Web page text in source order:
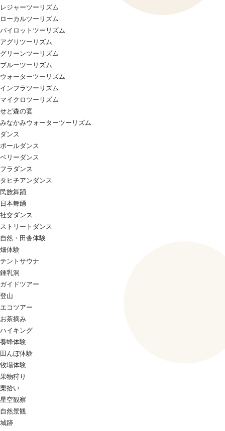
レジャーツーリズム
ローカルツーリズム
パイロットツーリズム
アグリツーリズム
グリーンツーリズム
ブルーツーリズム
ウォーターツーリズム
インフラツーリズム
マイクロツーリズム
せど森の宴
みなかみウォーターツーリズム
ダンス
ポールダンス
ベリーダンス
フラダンス
タヒチアンダンス
民族舞踊
日本舞踊
社交ダンス
ストリートダンス
自然・田舎体験
畑体験
テントサウナ
鍾乳洞
ガイドツアー
登山
エコツアー
お茶摘み
ハイキング
養蜂体験
田んぼ体験
牧場体験
果物狩り
栗拾い
星空観察
自然景観
城跡